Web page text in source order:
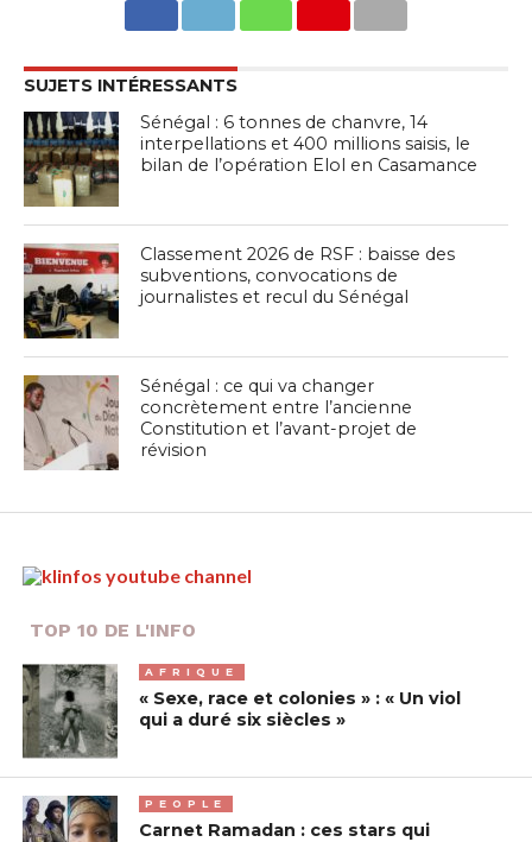
SUJETS INTÉRESSANTS
Sénégal : 6 tonnes de chanvre, 14
interpellations et 400 millions saisis, le
bilan de l’opération Elol en Casamance
Classement 2026 de RSF : baisse des
subventions, convocations de
journalistes et recul du Sénégal
Sénégal : ce qui va changer
concrètement entre l’ancienne
Constitution et l’avant-projet de
révision
TOP 10 DE L'INFO
AFRIQUE
« Sexe, race et colonies » : « Un viol
qui a duré six siècles »
PEOPLE
Carnet Ramadan : ces stars qui